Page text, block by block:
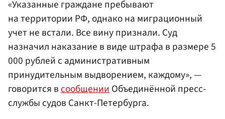
«Указанные граждане пребывают
на территории РФ, однако на миграционный
учет не встали. Все вину признали. Суд
назначил наказание в виде штрафа в размере 5
000 рублей с административным
принудительным выдворением, каждому», —
говорится всообщенииОбъединённой пресс-
службы судов Санкт-Петербурга.